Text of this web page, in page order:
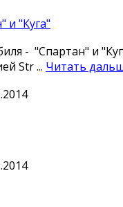
и "Куга"
- "Спартан" и
Str... Читать